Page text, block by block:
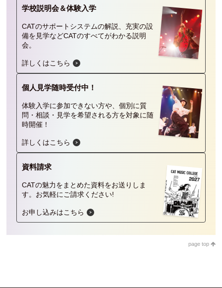
学校説明会＆体験入学
CATのサポートシステムの解説、充実の設
備を見学などCATのすべてがわかる説明
会。
詳しくはこちら
個人見学随時受付中！
体験入学に参加できない方や、個別に質
問・相談・見学を希望される方を対象に随
時開催！
詳しくはこちら
資料請求
CATの魅力をまとめた資料をお送りしま
す。 お気軽にご請求ください!
お申し込みはこちら
page top